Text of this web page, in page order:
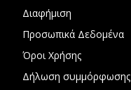
Διαφήμιση
Προσωπικά Δεδομένα
Όροι Χρήσης
Δήλωση συμμόρφωσης